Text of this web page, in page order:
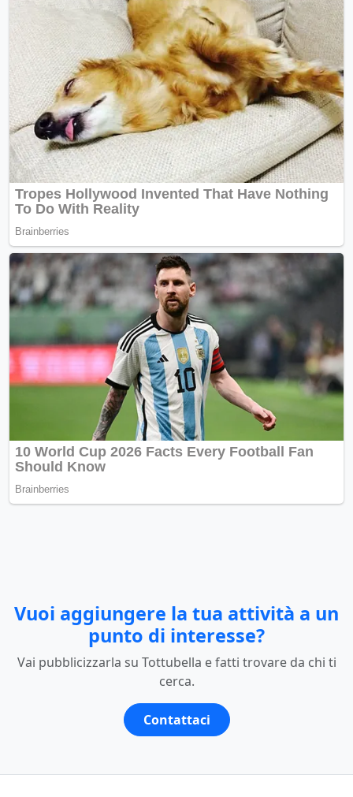
Vuoi aggiungere la tua attività a un
punto di interesse?
Vai pubblicizzarla su Tottubella e fatti trovare da chi ti
cerca.
Contattaci